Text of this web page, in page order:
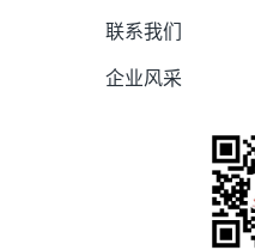
联系我们
企业风采